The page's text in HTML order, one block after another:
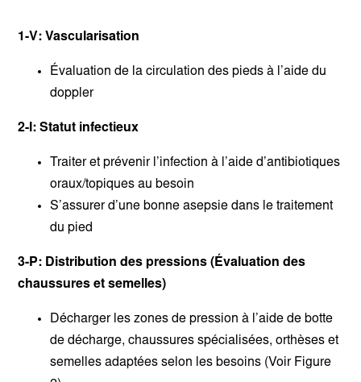
1-V: Vascularisation
Évaluation de la circulation des pieds à l’aide du
doppler
2-I: Statut infectieux
Traiter et prévenir l’infection à l’aide d’antibiotiques
oraux/topiques au besoin
S’assurer d’une bonne asepsie dans le traitement
du pied
3-P: Distribution des pressions (Évaluation des
chaussures et semelles)
Décharger les zones de pression à l’aide de botte
de décharge, chaussures spécialisées, orthèses et
semelles adaptées selon les besoins (Voir Figure